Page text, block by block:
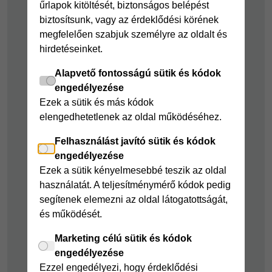
Forrás:KLÍMA TIPPEK - HISENSE KLÍMA
űrlapok kitöltését, biztonságos belépést
biztosítsunk, vagy az érdeklődési körének
megfelelően szabjuk személyre az oldalt és
hirdetéseinket.
Alapvető fontosságú sütik és kódok
engedélyezése
Ezek a sütik és más kódok
elengedhetetlenek az oldal működéséhez.
Felhasználást javító sütik és kódok
engedélyezése
Ezek a sütik kényelmesebbé teszik az oldal
használatát. A teljesítménymérő kódok pedig
segítenek elemezni az oldal látogatottságát,
és működését.
Marketing célú sütik és kódok
engedélyezése
Ezzel engedélyezi, hogy érdeklődési
Joker részletfizetés
Áruhitel Expressz
Mindig Kéznél
kölcsön
kölcsön
Cofidis Bank
Mindig Kéznél
kölcsön
Takarékszámla
Pénzügyi Navigátor
Cofidis Bank a
Zöldebb Környezetért
Cofidis Bank a
Zöldebb Jövőért
Biztonságos